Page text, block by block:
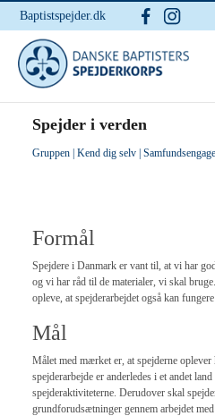
Baptistspejder.dk
Du er her:
Spejder i verden
Gruppen| Kend dig selv|
Formål
Spejdere i Danmark er vant til, at vi har
og vi har råd til de materialer, vi skal
opleve, at spejderarbejdet også kan
Mål
Målet med mærket er, at spejderne
spejderarbejde er anderledes i et andet
spejderaktiviteterne. Derudover skal
grundforudsætninger gennem arbejdet